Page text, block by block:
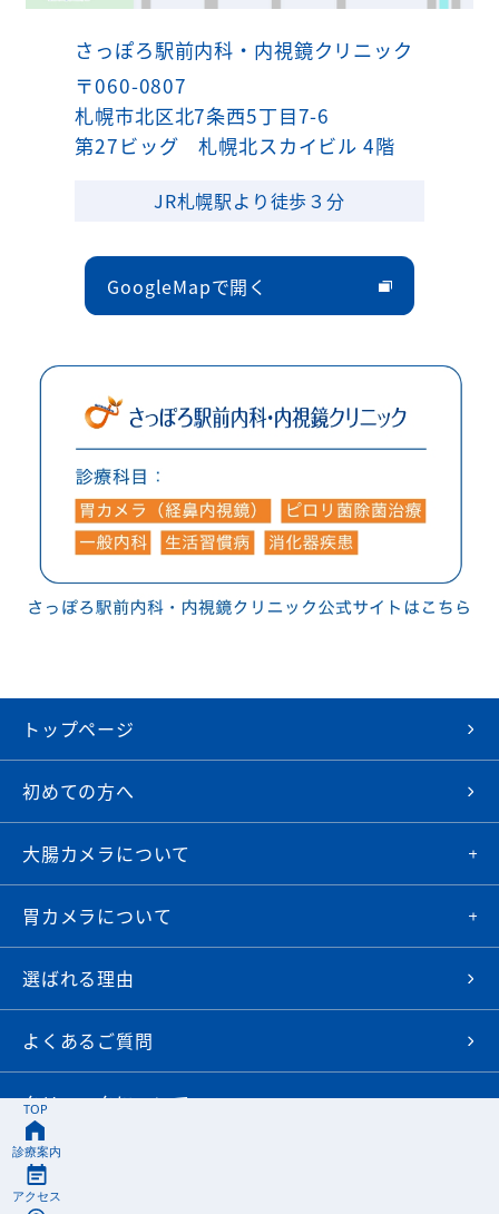
さっぽろ駅前内科・内視鏡クリニック
〒060-0807
札幌市北区北7条西5丁目7-6
第27ビッグ 札幌北スカイビル 4階
JR札幌駅より徒歩３分
GoogleMapで開く
トップページ
初めての方へ
大腸カメラについて
胃カメラについて
選ばれる理由
よくあるご質問
クリニックについて
Web予約